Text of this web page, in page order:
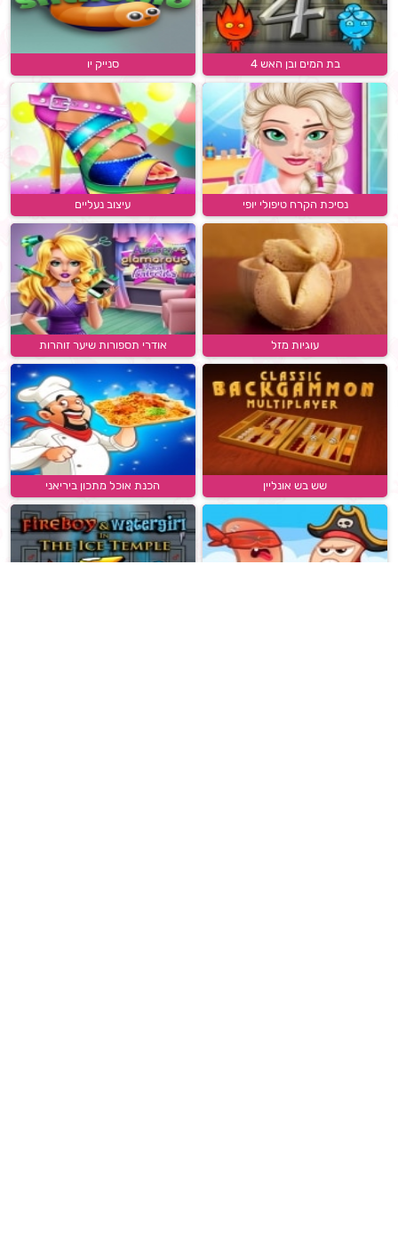
בת המים ובן האש 4 סנייק יו
נסיכת הקרח טיפולי יופי עיצוב נעליים
עוגיות מזל אודרי תספורות שיער זוהרות
שש בש אונליין הכנת אוכל מתכון ביריאני